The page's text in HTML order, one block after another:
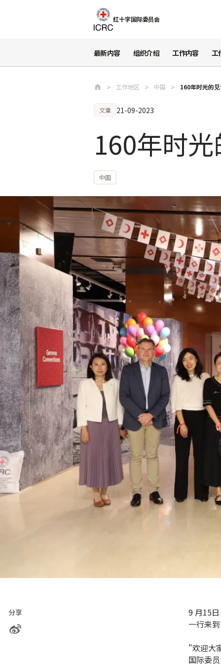
红十字国际委员会
最新内容 组织介绍 工作内容 工
工作地区 中国 160年时光的
文章 21-09-2023
160年时
中国
分享
9 月15
一行来
"欢迎大
国际委